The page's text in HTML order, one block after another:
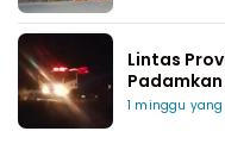
Lintas
1 minggu